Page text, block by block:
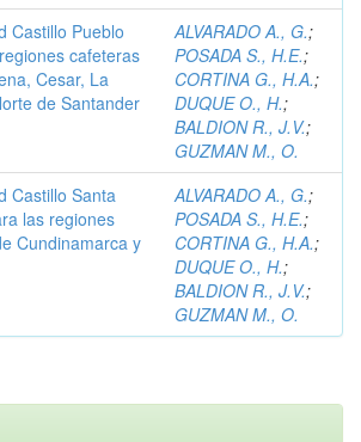
Castillo Pueblo
cafeteras
Cesar, La
de Santander
ALVARADO A., G.;
POSADA S., H.E.;
CORTINA G., H.A.;
DUQUE O., H.;
BALDION R., J.V.;
GUZMAN M., O.
Castillo Santa
las regiones
Cundinamarca y
ALVARADO A., G.;
POSADA S., H.E.;
CORTINA G., H.A.;
DUQUE O., H.;
BALDION R., J.V.;
GUZMAN M., O.